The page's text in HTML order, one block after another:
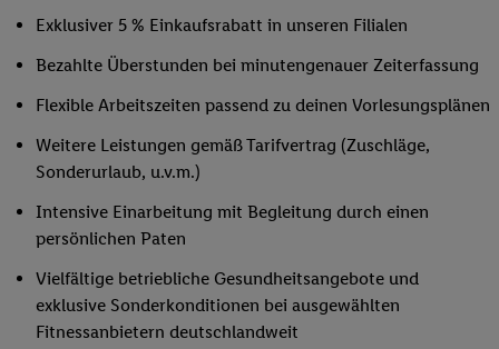
Exklusiver 5 % Einkaufsrabatt in unseren Filialen
Bezahlte Überstunden bei minutengenauer Zeiterfassung
Flexible Arbeitszeiten passend zu deinen Vorlesungsplänen
Weitere Leistungen gemäß Tarifvertrag (Zuschläge,
Sonderurlaub, u.v.m.)
Intensive Einarbeitung mit Begleitung durch einen
persönlichen Paten
Vielfältige betriebliche Gesundheitsangebote und
exklusive Sonderkonditionen bei ausgewählten
Fitnessanbietern deutschlandweit